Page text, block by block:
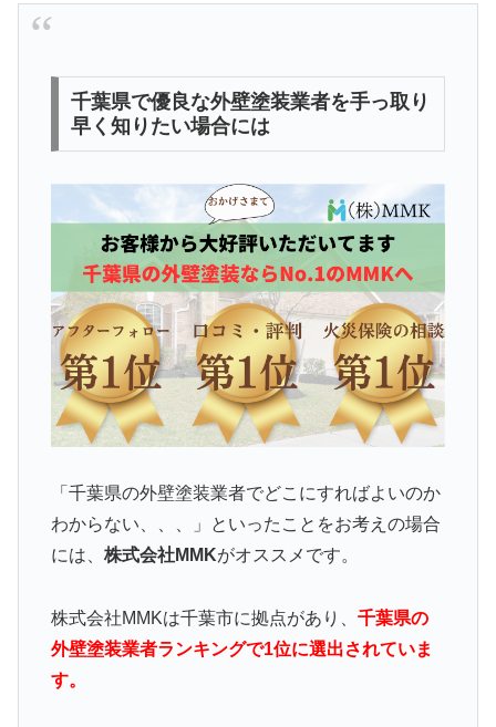
千葉県で優良な外壁塗装業者を手っ取り
早く知りたい場合には
「千葉県の外壁塗装業者でどこにすればよいのか
わからない、、、」といったことをお考えの場合
には、 株式会社MMKがオススメです。
株式会社MMKは千葉市に拠点があり、 千葉県の
外壁塗装業者ランキングで1位に選出されていま
す。